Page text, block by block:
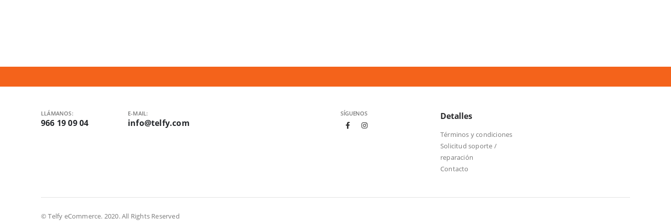
LLÁMANOS:
966 19 09 04
E-MAIL:
info@telfy.com
SÍGUENOS Detalles
Términos y condiciones
Solicitud soporte /
reparación
Contacto
© Telfy eCommerce. 2020. All Rights Reserved